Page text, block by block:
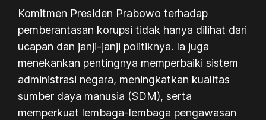
Komitmen Presiden Prabowo terhadap
pemberantasan korupsi tidak hanya dilihat dari
ucapan dan janji-janji politiknya. Ia juga
menekankan pentingnya memperbaiki sistem
administrasi negara, meningkatkan kualitas
sumber daya manusia (SDM), serta
memperkuat lembaga-lembaga pengawasan